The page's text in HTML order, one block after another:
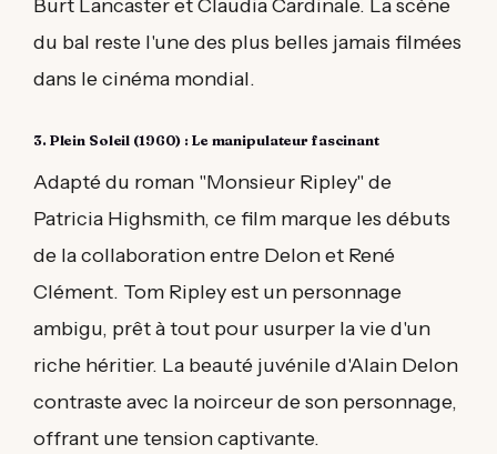
Burt Lancaster et Claudia Cardinale. La scène
du bal reste l'une des plus belles jamais filmées
dans le cinéma mondial.
3. Plein Soleil (1960) : Le manipulateur fascinant
Adapté du roman "Monsieur Ripley" de
Patricia Highsmith, ce film marque les débuts
de la collaboration entre Delon et René
Clément. Tom Ripley est un personnage
ambigu, prêt à tout pour usurper la vie d'un
riche héritier. La beauté juvénile d'Alain Delon
contraste avec la noirceur de son personnage,
offrant une tension captivante.